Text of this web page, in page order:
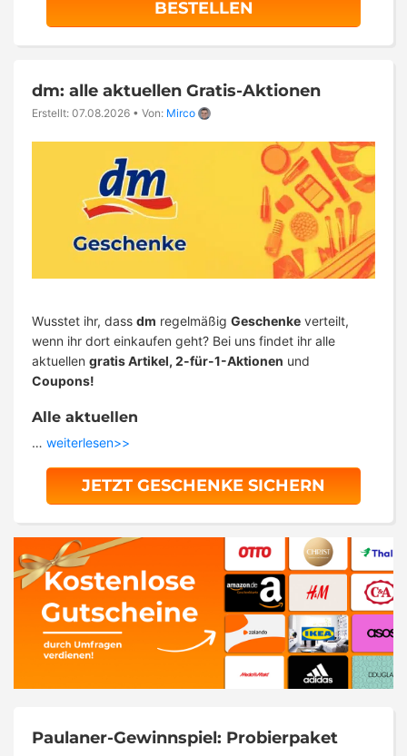
BESTELLEN
dm: alle aktuellen Gratis-Aktionen
Erstellt: 07.08.2026 • Von: Mirco
Wusstet ihr, dass dm regelmäßig Geschenke verteilt,
wenn ihr dort einkaufen geht? Bei uns findet ihr alle
aktuellen gratis Artikel, 2-für-1-Aktionen und
Coupons!
Alle aktuellen
… weiterlesen>>
JETZT GESCHENKE SICHERN
Paulaner-Gewinnspiel: Probierpaket